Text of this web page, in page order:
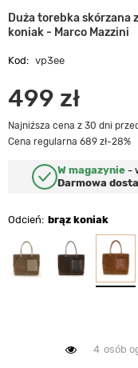
Duża torebka skórzana
koniak - Marco Mazzini
Kod: vp3ee
499 zł
Najniższa cena z 30 dni
Cena regularna 689 zł-28%
W magazynie -
Darmowa
Odcień brąz koniak
4 osób